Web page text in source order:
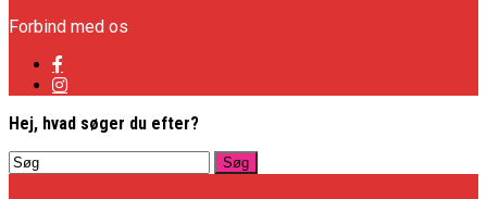
Forbind med os
Hej, hvad søger du efter?